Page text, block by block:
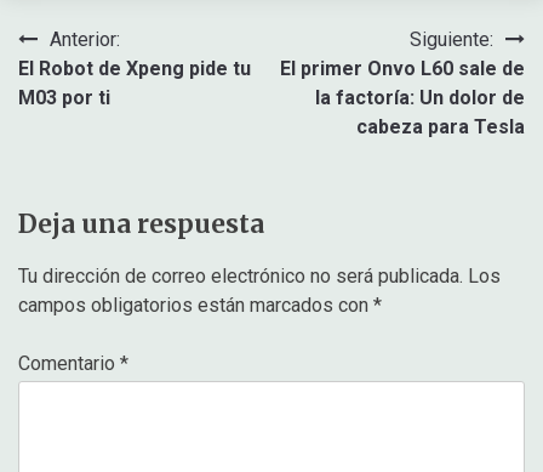
Navegación
de
Anterior:
El Robot de Xpeng pide tu
M03 por ti
Siguiente:
El primer Onvo L60 sale de
la factoría: Un dolor de
cabeza para Tesla
Deja una respuesta
Tu dirección de correo electrónico no será publicada. Los
campos obligatorios están marcados con *
Comentario *